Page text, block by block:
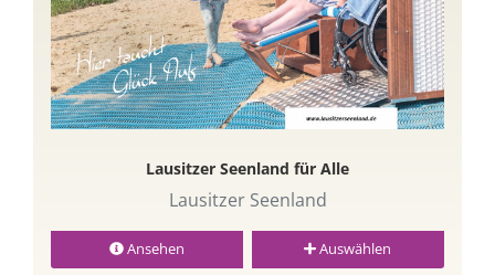
Lausitzer Seenland für Alle
Lausitzer Seenland
Ansehen Auswählen